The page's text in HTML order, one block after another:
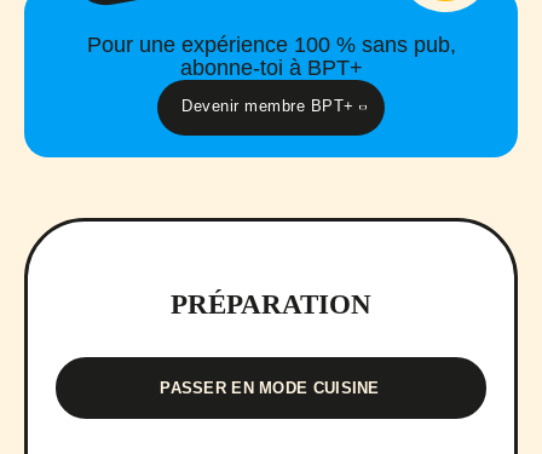
Pour une expérience 100 % sans pub,
abonne-toi à BPT+
Devenir membre BPT+
PRÉPARATION
PASSER EN MODE CUISINE